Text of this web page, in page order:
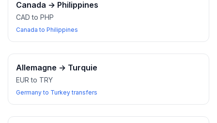
Canada → Philippines
CAD to PHP
Canada to Philippines
Allemagne → Turquie
EUR to TRY
Germany to Turkey transfers